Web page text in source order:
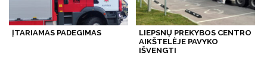
ĮTARIAMAS PADEGIMAS
LIEPSNŲ PREKYBOS CENTRO
AIKŠTELĖJE PAVYKO
IŠVENGTI